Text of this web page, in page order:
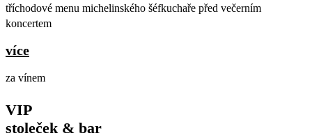
tříchodové menu michelinského šéfkuchaře před večerním
koncertem
více
za vínem
VIP
stoleček & bar